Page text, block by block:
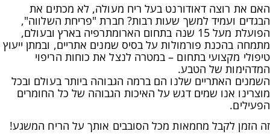
האם את רוצה דאודורנט בעל ריח מעולה, לא מכתים את
הבגדים ועמיד למשך שעות רבות? חברת "פריחת השלווה",
הפועלת מעל 15 שנה בתחום הארומתרפיה בארץ ובעולם,
מתמחה בהכנת פורמולות על בסיס שמנים אתריים, ובמתן ייעוץ
טיפולי מקצועי בתחום – במטרה לנצל את כוחות הריפוי
המדהימות של הטבע.
השמנים האתריים שלנו הם ברמה הגבוהה ביותר בעולם ובכל
מוצרינו אנו שמים דגש על האיכות הגבוהה של כל החומרים
הפעילים.
זה הזמן לקבל מחמאות מכל הסובבים אותך על הריח המשגע!